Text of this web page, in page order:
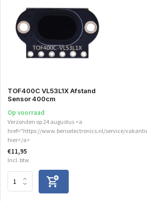
TOF400C VL53L1X Afstand
Sensor 400cm
Op voorraad
Verzonden op 24 augustus <a
href="https://www.benselectronics.nl/service/
hier</a>
€11,95
Incl. btw